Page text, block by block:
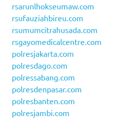
rsarunlhokseumaw.com
rsufauziahbireu.com
rsumumcitrahusada.com
rsgayomedicalcentre.com
polresjakarta.com
polresdago.com
polressabang.com
polresdenpasar.com
polresbanten.com
polresjambi.com